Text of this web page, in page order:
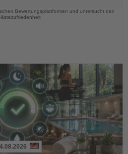
Bewertungsplattformen und untersucht den